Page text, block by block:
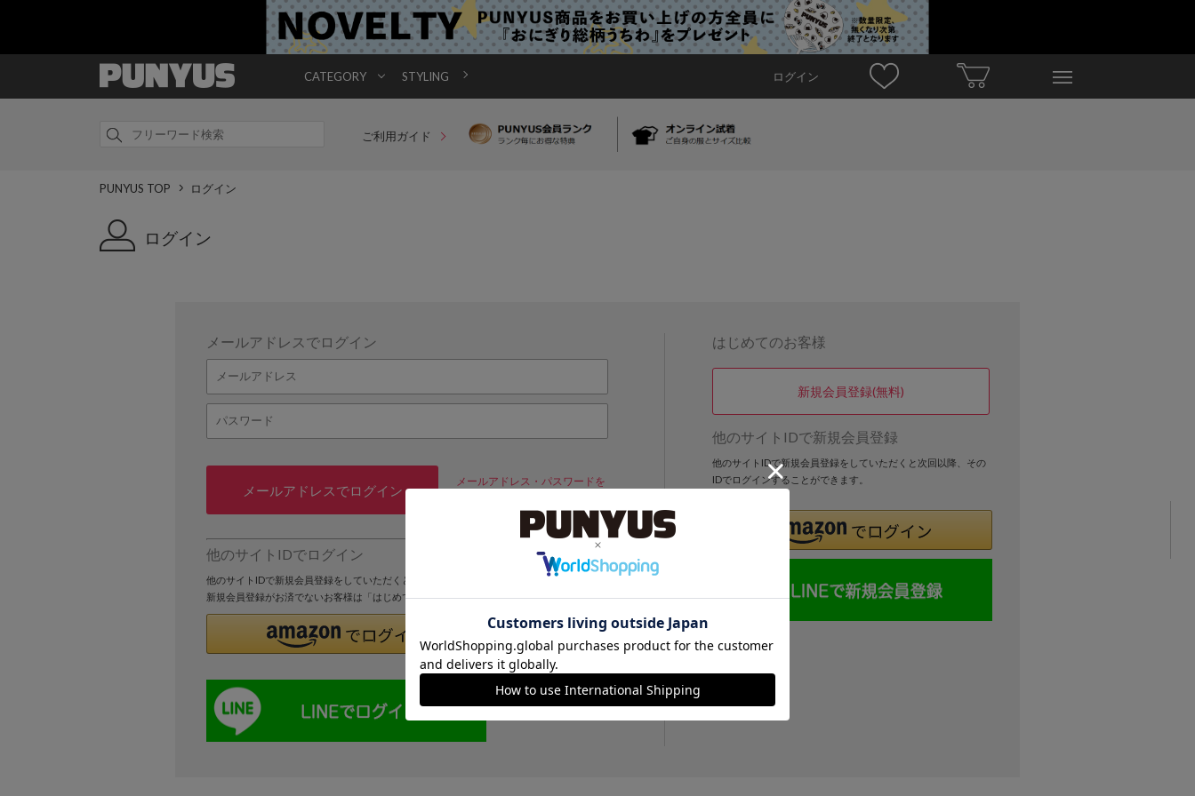
CATEGORY STYLING ログイン
ご利用ガイド
PUNYUS TOP ログイン
ログイン
メールアドレスでログイン
メールアドレスでログイン
メールアドレス・パスワードを
他のサイトIDでログイン
他のサイトIDで新規会員登録をしていただくと次回以降、そのIDでログインすることができます。
新規会員登録がお済でないお客様は「はじめてのお客様」より登録をおこなってください。
はじめてのお客様
新規会員登録(無料)
他のサイトIDで新規会員登録
他のサイトIDで新規会員登録をしていただくと次回以降、その
IDでログインすることができます。